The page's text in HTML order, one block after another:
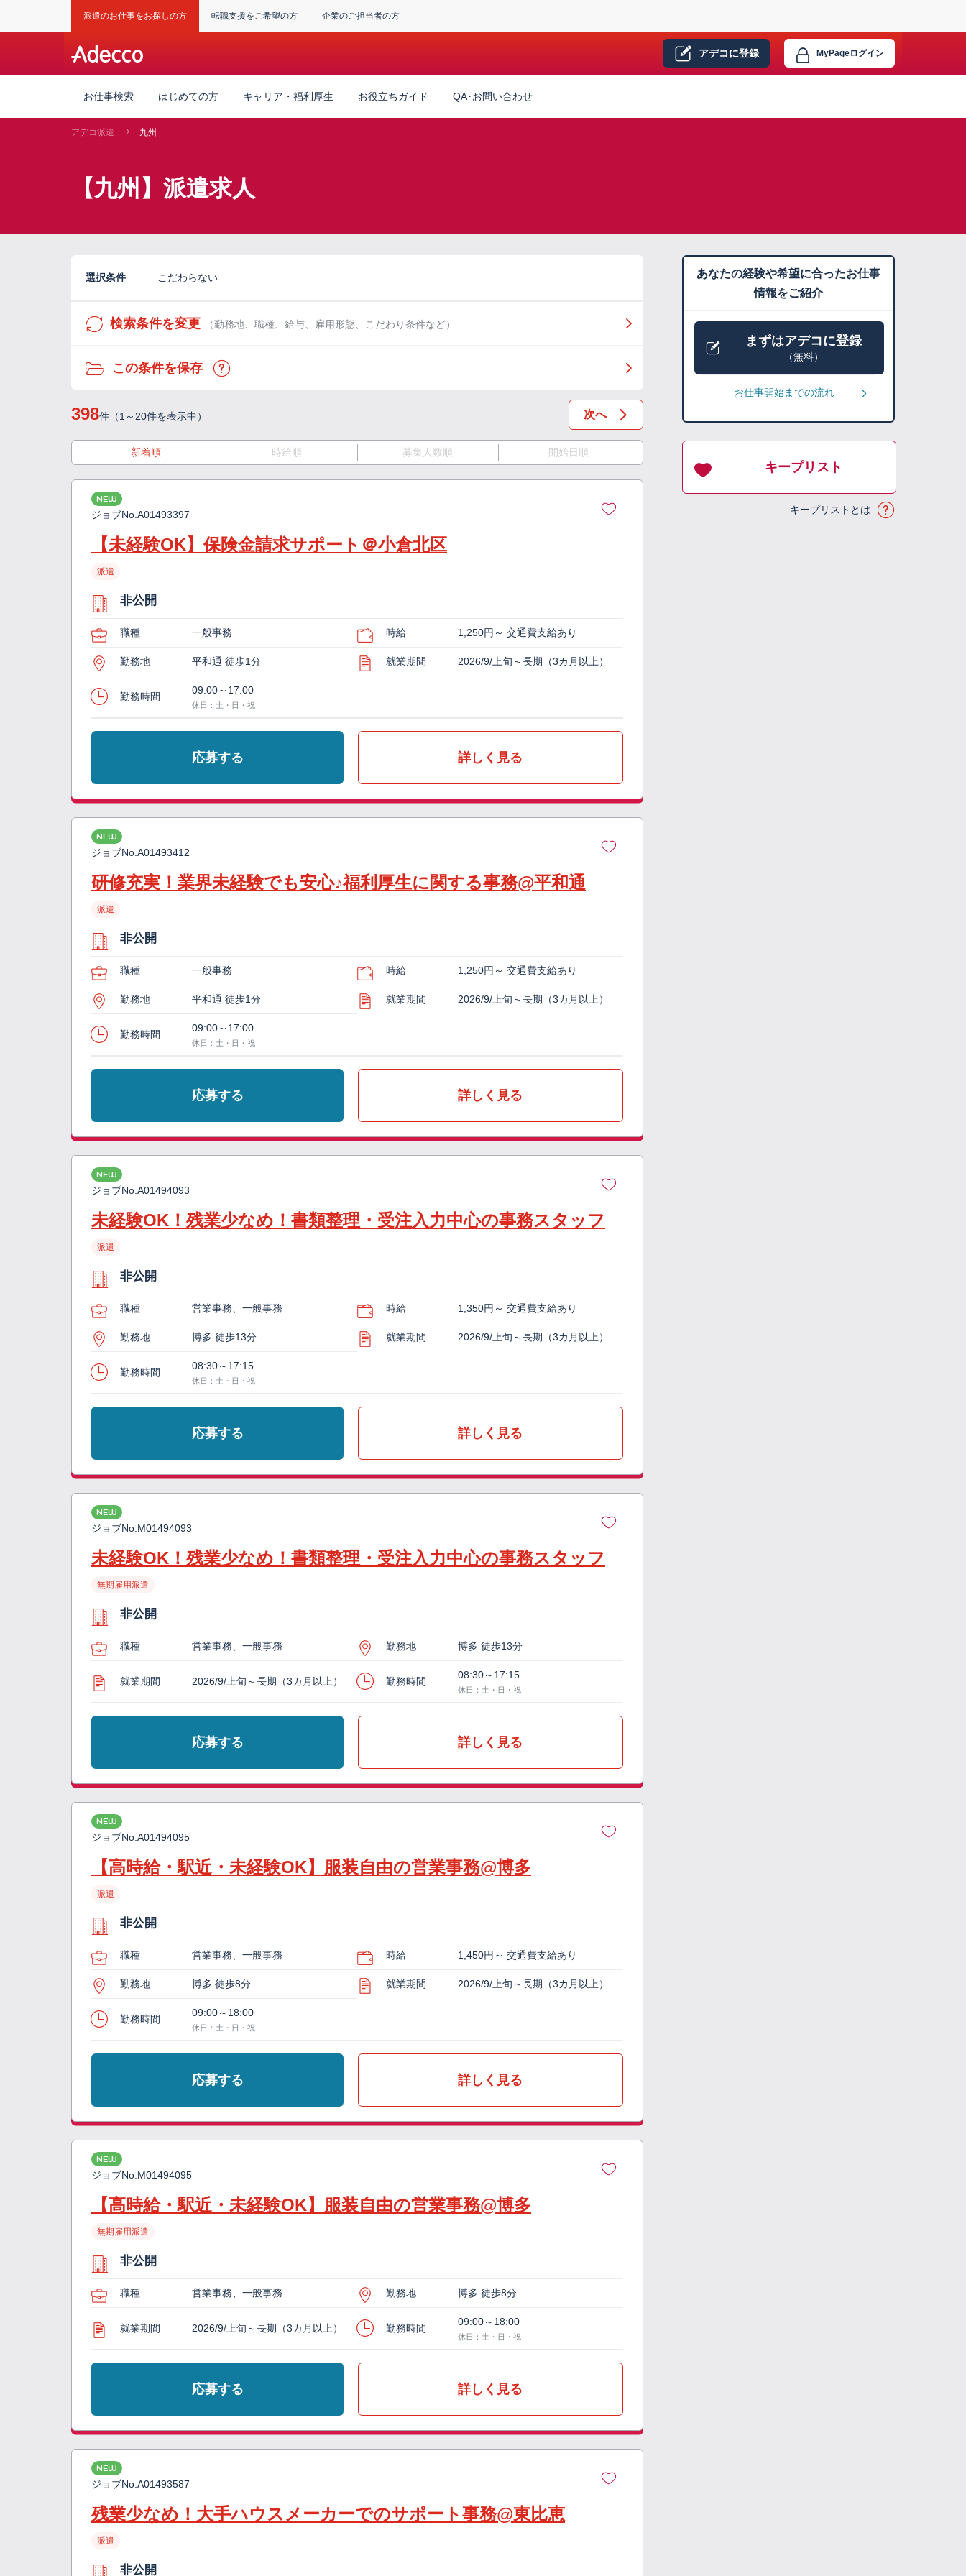
派遣のお仕事をお探しの方 転職支援をご希望の方 企業のご担当者の方
アデコに登録 MyPageログイン
お仕事検索 はじめての方 キャリア・福利厚生 お役立ちガイド QA･お問い合わせ
アデコ派遣 九州
【九州】派遣求人
選択条件 こだわらない
検索条件を変更 （勤務地、職種、給与、雇用形態、こだわり条件など）
この条件を保存
398件（1～20件を表示中） 次へ
新着順 時給順 募集人数順 開始日順
NEW
ジョブNo. A01493397
【未経験OK】保険金請求サポート＠小倉北区
派遣
非公開
職種 一般事務 時給 1,250円～ 交通費支給あり
勤務地 平和通 徒歩1分 就業期間 2026/9/上旬～長期（3カ月以上）
勤務時間
09:00～17:00
休日：土・日・祝
応募する 詳しく見る
NEW
ジョブNo. A01493412
研修充実！業界未経験でも安心♪福利厚生に関する事務@平和通
派遣
非公開
職種 一般事務 時給 1,250円～ 交通費支給あり
勤務地 平和通 徒歩1分 就業期間 2026/9/上旬～長期（3カ月以上）
勤務時間
09:00～17:00
休日：土・日・祝
応募する 詳しく見る
NEW
ジョブNo. A01494093
未経験OK！残業少なめ！書類整理・受注入力中心の事務スタッフ
派遣
非公開
職種 営業事務、一般事務 時給 1,350円～ 交通費支給あり
勤務地 博多 徒歩13分 就業期間 2026/9/上旬～長期（3カ月以上）
勤務時間
08:30～17:15
休日：土・日・祝
応募する 詳しく見る
NEW
ジョブNo. M01494093
未経験OK！残業少なめ！書類整理・受注入力中心の事務スタッフ
無期雇用派遣
非公開
職種 営業事務、一般事務 勤務地 博多 徒歩13分
就業期間 2026/9/上旬～長期（3カ月以上） 勤務時間
08:30～17:15
休日：土・日・祝
応募する 詳しく見る
NEW
ジョブNo. A01494095
【高時給・駅近・未経験OK】服装自由の営業事務@博多
派遣
非公開
職種 営業事務、一般事務 時給 1,450円～ 交通費支給あり
勤務地 博多 徒歩8分 就業期間 2026/9/上旬～長期（3カ月以上）
勤務時間
09:00～18:00
休日：土・日・祝
応募する 詳しく見る
NEW
ジョブNo. M01494095
【高時給・駅近・未経験OK】服装自由の営業事務@博多
無期雇用派遣
非公開
職種 営業事務、一般事務 勤務地 博多 徒歩8分
就業期間 2026/9/上旬～長期（3カ月以上） 勤務時間
09:00～18:00
休日：土・日・祝
応募する 詳しく見る
NEW
ジョブNo. A01493587
残業少なめ！大手ハウスメーカーでのサポート事務@東比恵
派遣
非公開
あなたの経験や希望に合ったお仕事
情報をご紹介
まずはアデコに登録
（無料）
お仕事開始までの流れ
キープリスト
キープリストとは